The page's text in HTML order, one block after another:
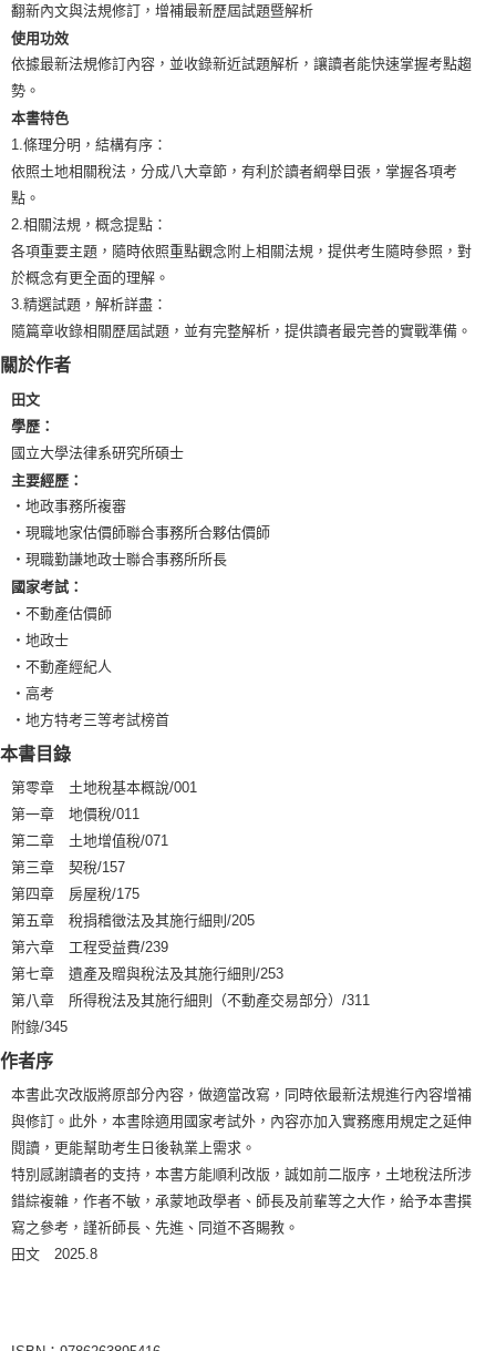
翻新內文與法規修訂，增補最新歷屆試題暨解析
使用功效
依據最新法規修訂內容，並收錄新近試題解析，讓讀者能快速掌握考點趨
勢。
本書特色
1.條理分明，結構有序：
依照土地相關稅法，分成八大章節，有利於讀者綱舉目張，掌握各項考
點。
2.相關法規，概念提點：
各項重要主題，隨時依照重點觀念附上相關法規，提供考生隨時參照，對
於概念有更全面的理解。
3.精選試題，解析詳盡：
隨篇章收錄相關歷屆試題，並有完整解析，提供讀者最完善的實戰準備。
關於作者
田文
學歷：
國立大學法律系研究所碩士
主要經歷：
‧地政事務所複審
‧現職地家估價師聯合事務所合夥估價師
‧現職勤謙地政士聯合事務所所長
國家考試：
‧不動產估價師
‧地政士
‧不動產經紀人
‧高考
‧地方特考三等考試榜首
本書目錄
第零章 土地稅基本概說/001
第一章 地價稅/011
第二章 土地增值稅/071
第三章 契稅/157
第四章 房屋稅/175
第五章 稅捐稽徵法及其施行細則/205
第六章 工程受益費/239
第七章 遺產及贈與稅法及其施行細則/253
第八章 所得稅法及其施行細則（不動產交易部分）/311
附錄/345
作者序
本書此次改版將原部分內容，做適當改寫，同時依最新法規進行內容增補
與修訂。此外，本書除適用國家考試外，內容亦加入實務應用規定之延伸
閱讀，更能幫助考生日後執業上需求。
特別感謝讀者的支持，本書方能順利改版，誠如前二版序，土地稅法所涉
錯綜複雜，作者不敏，承蒙地政學者、師長及前輩等之大作，給予本書撰
寫之參考，謹祈師長、先進、同道不吝賜教。
田文 2025.8